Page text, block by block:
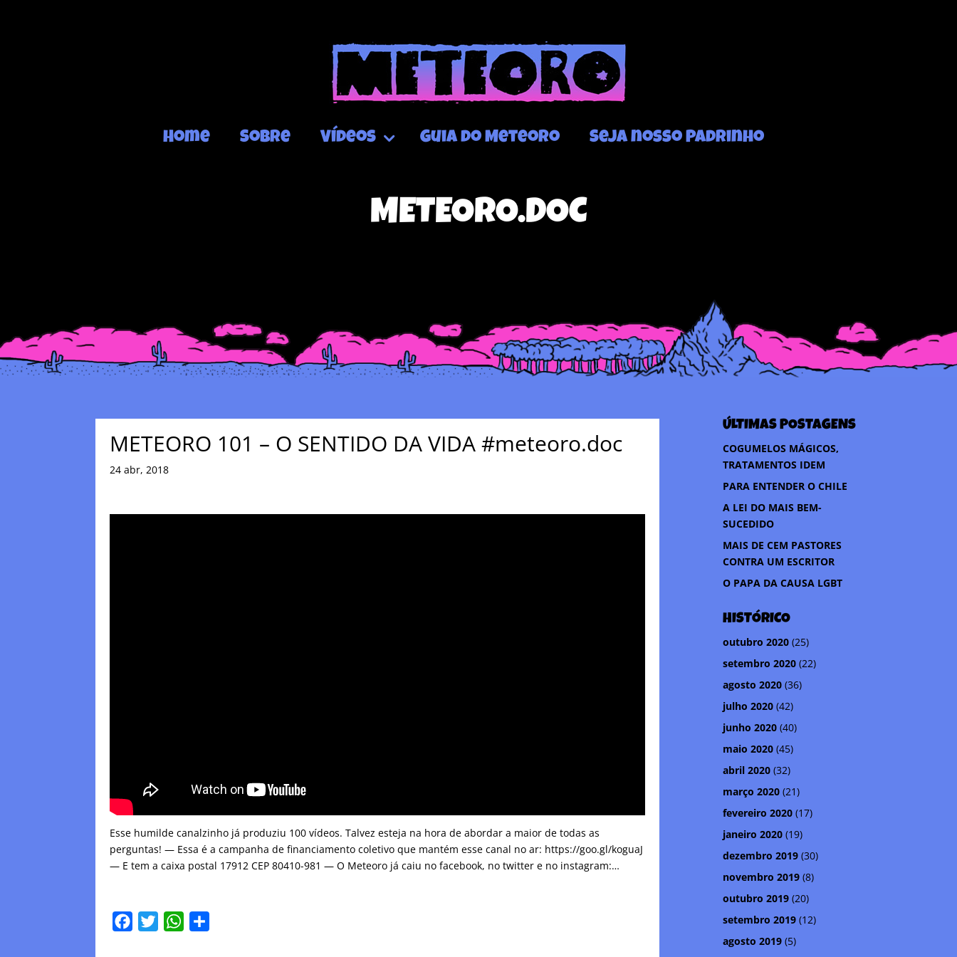
Home Sobre Vídeos Guia do Meteoro Seja nosso Padrinho
METEORO.DOC
METEORO 101 – O SENTIDO DA VIDA #meteoro.doc
24 abr, 2018
Esse humilde canalzinho já produziu 100 vídeos. Talvez esteja na hora de abordar a maior de todas as
perguntas! — Essa é a campanha de financiamento coletivo que mantém esse canal no ar: https://goo.gl/koguaJ
— E tem a caixa postal 17912 CEP 80410-981 — O Meteoro já caiu no facebook, no twitter e no instagram:…
W
ÚLTIMAS POSTAGENS
COGUMELOS MÁGICOS,
TRATAMENTOS IDEM
PARA ENTENDER O CHILE
A LEI DO MAIS BEM-
SUCEDIDO
MAIS DE CEM PASTORES
CONTRA UM ESCRITOR
O PAPA DA CAUSA LGBT
HISTÓRICO
outubro 2020 (25)
setembro 2020 (22)
agosto 2020 (36)
julho 2020 (42)
junho 2020 (40)
maio 2020 (45)
abril 2020 (32)
março 2020 (21)
fevereiro 2020 (17)
janeiro 2020 (19)
dezembro 2019 (30)
novembro 2019 (8)
outubro 2019 (20)
setembro 2019 (12)
agosto 2019 (5)